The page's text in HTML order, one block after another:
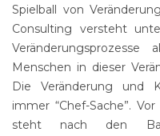
Spielball von
Consulting versteht
Menschen in dieser
Die Veränderung und
immer “Chef-Sache”.
steht nach den